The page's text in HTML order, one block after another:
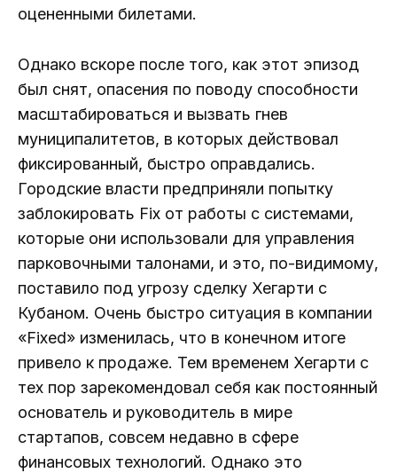
оцененными билетами.
Однако вскоре после того, как этот эпизод
был снят, опасения по поводу способности
масштабироваться и вызвать гнев
муниципалитетов, в которых действовал
фиксированный, быстро оправдались.
Городские власти предприняли попытку
заблокировать Fix от работы с системами,
которые они использовали для управления
парковочными талонами, и это, по-видимому,
поставило под угрозу сделку Хегарти с
Кубаном. Очень быстро ситуация в компании
«Fixed» изменилась, что в конечном итоге
привело к продаже. Тем временем Хегарти с
тех пор зарекомендовал себя как постоянный
основатель и руководитель в мире
стартапов, совсем недавно в сфере
финансовых технологий. Однако это